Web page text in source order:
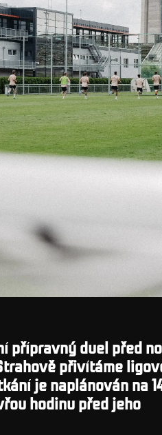
přípravný duel před
přivítáme
je naplánován na
hodinu před jeho